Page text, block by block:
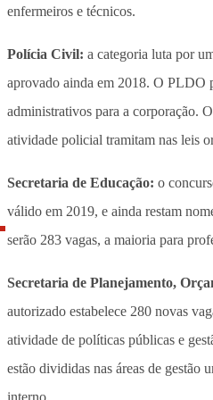
enfermeiros e técnicos.
Polícia Civil: a categoria luta por
aprovado ainda em 2018. O PLDO
administrativos para a corporação.
atividade policial tramitam nas leis
Secretaria de Educação: o
válido em 2019, e ainda restam
serão 283 vagas, a maioria para
Secretaria de Planejamento,
autorizado estabelece 280 novas
atividade de políticas públicas e
estão divididas nas áreas de gestão
interno.